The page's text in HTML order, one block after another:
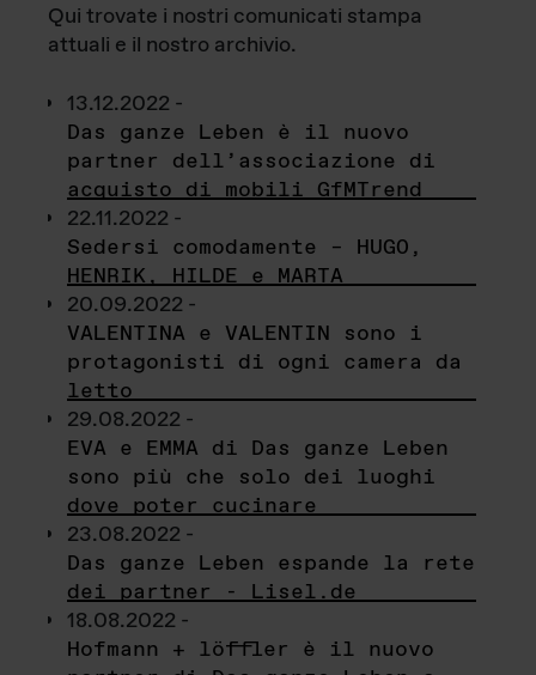
Qui trovate i nostri comunicati stampa
attuali e il nostro archivio.
13.12.2022 -
Das ganze Leben è il nuovo
partner dell’associazione di
acquisto di mobili GfMTrend
22.11.2022 -
Sedersi comodamente – HUGO,
HENRIK, HILDE e MARTA
20.09.2022 -
VALENTINA e VALENTIN sono i
protagonisti di ogni camera da
letto
29.08.2022 -
EVA e EMMA di Das ganze Leben
sono più che solo dei luoghi
dove poter cucinare
23.08.2022 -
Das ganze Leben espande la rete
dei partner - Lisel.de
18.08.2022 -
Hofmann + löffler è il nuovo